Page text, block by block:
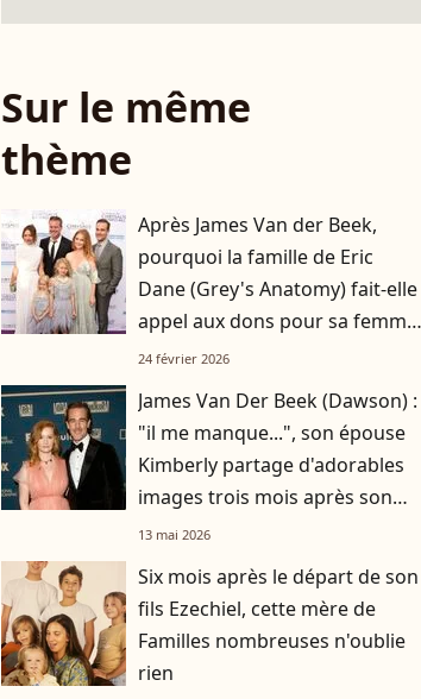
Sur le même
thème
Après James Van der Beek,
pourquoi la famille de Eric
Dane (Grey's Anatomy) fait-elle
appel aux dons pour sa femme
et ses filles ?
24 février 2026
James Van Der Beek (Dawson) :
"il me manque...", son épouse
Kimberly partage d'adorables
images trois mois après son
départ
13 mai 2026
Six mois après le départ de son
fils Ezechiel, cette mère de
Familles nombreuses n'oublie
rien